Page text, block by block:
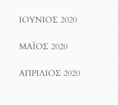
ΙΟΎΝΙΟΣ 2020
ΜΆΙΟΣ 2020
ΑΠΡΊΛΙΟΣ 2020